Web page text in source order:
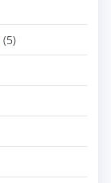
(5)